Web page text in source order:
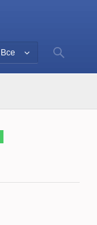
Все